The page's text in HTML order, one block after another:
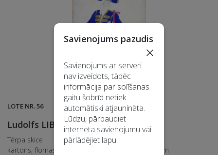
Savienojums pazudis
×
Savienojums ar serveri
nav izveidots, tāpēc
informācija par solīšanas
gaitu šobrīd netiek
automātiski atjaunināta.
Lūdzu, pārbaudiet
interneta savienojumu vai
pārlādējiet lapu.
LOTE NR. 56
Ludolfs LIBERTS(1895 - 1959)
Tērpa skice
kartons, flomasters, zīmulis, zeltījums, 32,5x48,1 cm